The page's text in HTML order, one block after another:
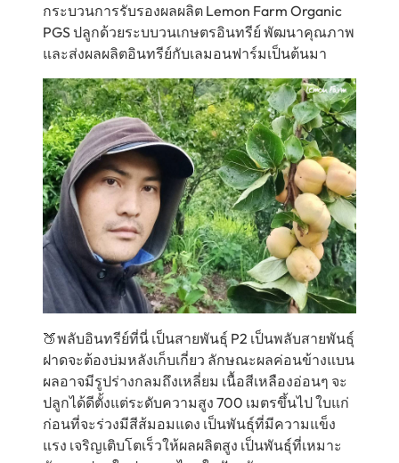
กระบวนการรับรองผลผลิต Lemon Farm Organic
PGS ปลูกด้วยระบบวนเกษตรอินทรีย์ พัฒนาคุณภาพ
และส่งผลผลิตอินทรีย์กับเลมอนฟาร์มเป็นต้นมา
🍑พลับอินทรีย์ที่นี่ เป็นสายพันธุ์ P2 เป็นพลับสายพันธุ์
ฝาดจะต้องบ่มหลังเก็บเกี่ยว ลักษณะผลค่อนข้างแบน
ผลอาจมีรูปร่างกลมถึงเหลี่ยม เนื้อสีเหลืองอ่อนๆ จะ
ปลูกได้ดีตั้งแต่ระดับความสูง 700 เมตรขึ้นไป ใบแก่
ก่อนที่จะร่วงมีสีส้มอมแดง เป็นพันธุ์ที่มีความแข็ง
แรง เจริญเติบโตเร็วให้ผลผลิตสูง เป็นพันธุ์ที่เหมาะ